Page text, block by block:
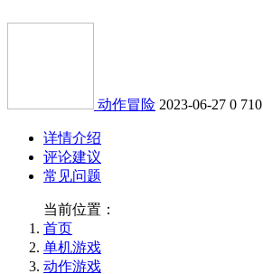
动作冒险 2023-06-27 0 710
详情介绍
评论建议
常见问题
当前位置：
首页
单机游戏
动作游戏